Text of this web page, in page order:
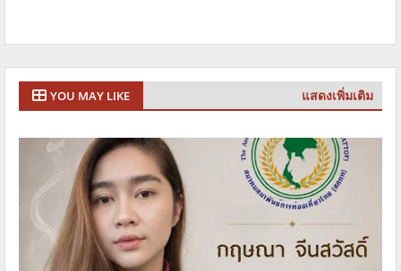
YOU MAY LIKE แสดงเพิ่มเติม